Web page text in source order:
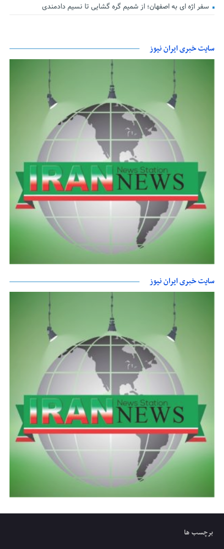
سفر اژه ای به اصفهان؛ از شمیم گره گشایی تا نسیم دادمندی
سایت خبری ایران نیوز
سایت خبری ایران نیوز
برچسب ها